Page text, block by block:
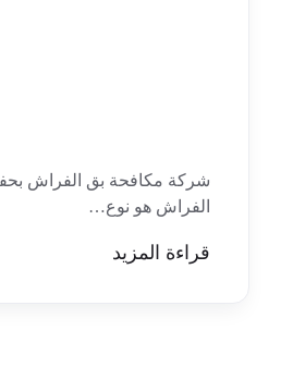
شركة مكافحة بق الفراش
الفراش هو نوع…
قراءة المزيد